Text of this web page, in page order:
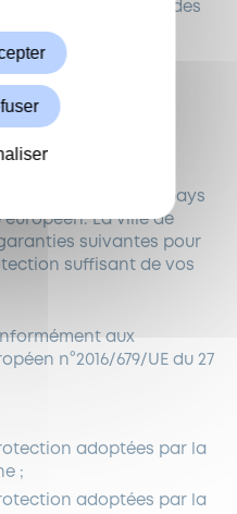
des transmissions des
à caractère
dans un pays
européen. La ville de
suivantes pour
suffisant de vos
aux
n°2016/679/UE du 27
adoptées par la
;
adoptées par la